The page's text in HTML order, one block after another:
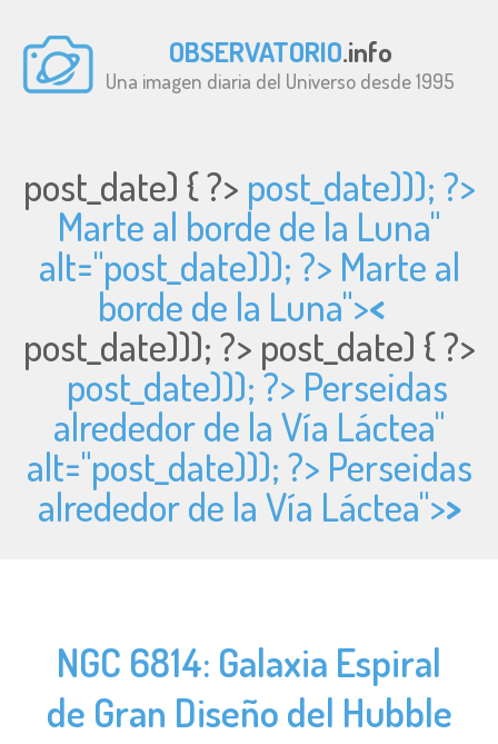
OBSERVATORIO.info
Una imagen diaria del Universo desde 1995
post_date) { ?> post_date))); ?>
Marte al borde de la Luna"
alt="post_date))); ?> Marte al
borde de la Luna"><
post_date))); ?> post_date) { ?>
post_date))); ?> Perseidas
alrededor de la Vía Láctea"
alt="post_date))); ?> Perseidas
alrededor de la Vía Láctea">>
NGC 6814: Galaxia Espiral
de Gran Diseño del Hubble